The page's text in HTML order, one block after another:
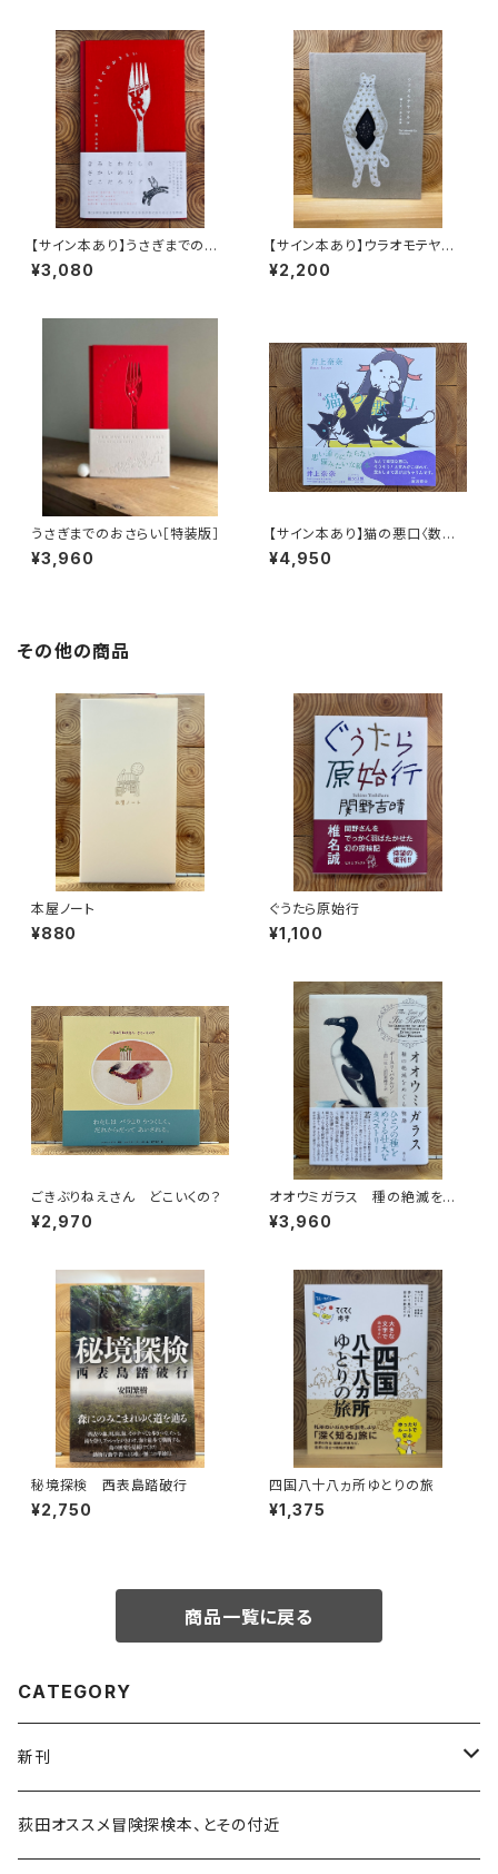
【サイン本あり】うさぎまでのお
さらい［通常版］
¥3,080
【サイン本あり】ウラオモテヤマ
ネコ
¥2,200
うさぎまでのおさらい［特装版］
¥3,960
【サイン本あり】猫の悪口〈数量
限定・オリジナルトート付き〉
¥4,950
その他の商品
本屋ノート
¥880
ぐうたら原始行
¥1,100
ごきぶりねえさん どこいくの？
¥2,970
オオウミガラス 種の絶滅をめ
ぐる物語
¥3,960
秘境探検 西表島踏破行
¥2,750
四国八十八ヵ所ゆとりの旅
¥1,375
商品一覧に戻る
CATEGORY
新刊
和書
荻田オススメ冒険探検本、とその付近